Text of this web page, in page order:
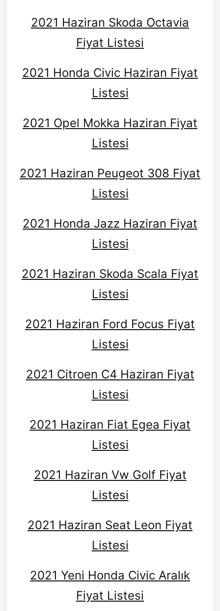
2021 Haziran Skoda Octavia
Fiyat Listesi
2021 Honda Civic Haziran Fiyat
Listesi
2021 Opel Mokka Haziran Fiyat
Listesi
2021 Haziran Peugeot 308 Fiyat
Listesi
2021 Honda Jazz Haziran Fiyat
Listesi
2021 Haziran Skoda Scala Fiyat
Listesi
2021 Haziran Ford Focus Fiyat
Listesi
2021 Citroen C4 Haziran Fiyat
Listesi
2021 Haziran Fiat Egea Fiyat
Listesi
2021 Haziran Vw Golf Fiyat
Listesi
2021 Haziran Seat Leon Fiyat
Listesi
2021 Yeni Honda Civic Aralık
Fiyat Listesi